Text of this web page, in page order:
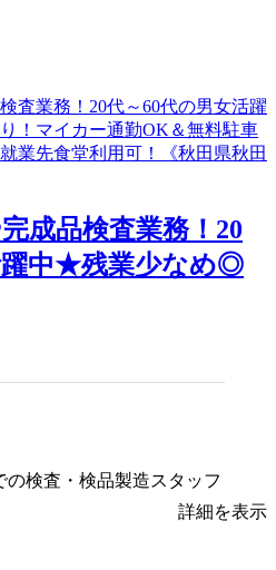
成品検査業務！20
躍中★残業少なめ◎
の検査・検品製造スタッフ
詳細を表示